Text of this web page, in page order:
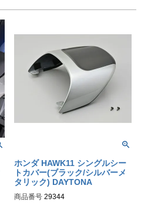
ホンダ HAWK11 シングルシー
トカバー(ブラック/シルバーメ
タリック) DAYTONA
商品番号 29344